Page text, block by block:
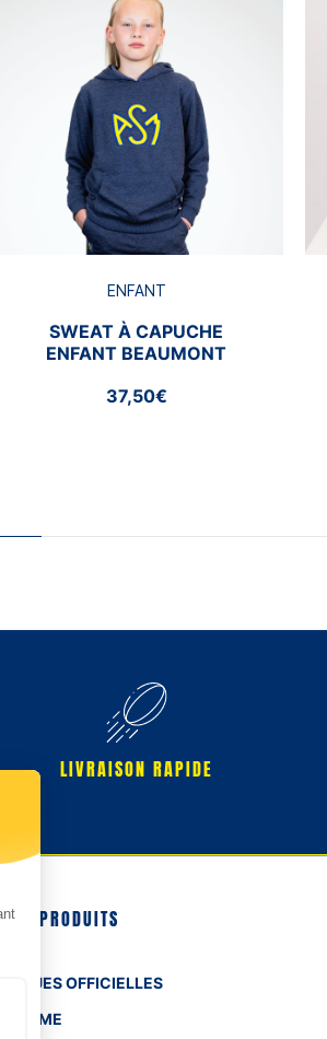
ENFANT
SWEAT À CAPUCHE
ENFANT BEAUMONT
37,50€
LIVRAISON RAPIDE
NOS PRODUITS
TENUES OFFICIELLES
HOMME